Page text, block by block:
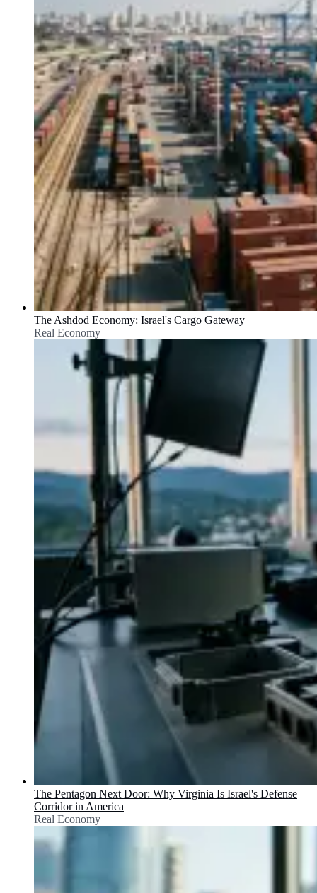
The Ashdod Economy: Israel's Cargo Gateway
Real Economy
The Pentagon Next Door: Why Virginia Is Israel's Defense
Corridor in America
Real Economy